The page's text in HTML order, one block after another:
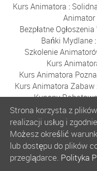
Kurs Animatora :
Animator
Bezpłatne
Bańki Mydlane:
Szkolenie
Kurs
Kurs Animatora
Kurs Animatora Zabaw
Kupony
Płyn do
Darmowe
Ogłoszenia Trójmiasto
Bezpłatne
Hurtownia Balonów :
Balony Gdańsk
Strona korzysta z
realizacji usług i
Możesz określić
lub dostępu do plików
przeglądarce. Polityka